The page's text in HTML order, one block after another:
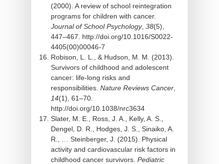
(2000). A review of school reintegration
programs for children with cancer.
Journal of School Psychology, 38(5),
447–467. http://doi.org/10.1016/S0022-
4405(00)00046-7
Robison, L. L., & Hudson, M. M. (2013).
Survivors of childhood and adolescent
cancer: life-long risks and
responsibilities. Nature Reviews Cancer
14(1), 61–70.
http://doi.org/10.1038/nrc3634
Slater, M. E., Ross, J. A., Kelly, A. S.,
Dengel, D. R., Hodges, J. S., Sinaiko, A.
R., … Steinberger, J. (2015). Physical
activity and cardiovascular risk factors in
childhood cancer survivors. Pediatric